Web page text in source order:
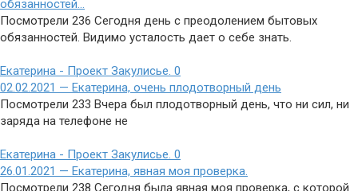
обязанностей…
Посмотрели 236 Сегодня день с преодолением бытовых
обязанностей. Видимо усталость дает о себе знать.
Екатерина - Проект Закулисье. 0
02.02.2021 — Екатерина, очень плодотворный день
Посмотрели 233 Вчера был плодотворный день, что ни сил, ни
заряда на телефоне не
Екатерина - Проект Закулисье. 0
26.01.2021 — Екатерина, явная моя проверка.
Посмотрели 238 Сегодня была явная моя проверка, с которой